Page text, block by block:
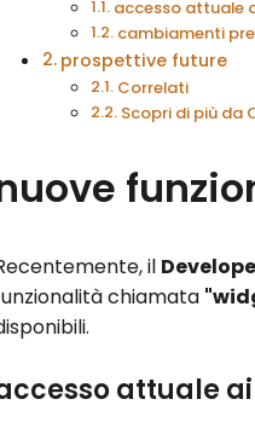
accesso attuale
cambiamenti
prospettive future
Correlati
Scopri di più da
il
chiamata
attuale